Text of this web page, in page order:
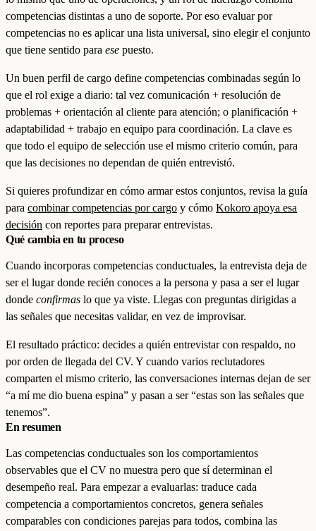
competencias distintas a uno de soporte. Por eso evaluar por
competencias no es aplicar una lista universal, sino elegir el conjunto
que tiene sentido para ese puesto.
Un buen perfil de cargo define competencias combinadas según lo
que el rol exige a diario: tal vez comunicación + resolución de
problemas + orientación al cliente para atención; o planificación +
adaptabilidad + trabajo en equipo para coordinación. La clave es
que todo el equipo de selección use el mismo criterio común, para
que las decisiones no dependan de quién entrevistó.
Si quieres profundizar en cómo armar estos conjuntos, revisa la guía
para combinar competencias por cargo y cómo Kokoro apoya esa
decisión con reportes para preparar entrevistas.
Qué cambia en tu proceso
Cuando incorporas competencias conductuales, la entrevista deja de
ser el lugar donde recién conoces a la persona y pasa a ser el lugar
donde confirmas lo que ya viste. Llegas con preguntas dirigidas a
las señales que necesitas validar, en vez de improvisar.
El resultado práctico: decides a quién entrevistar con respaldo, no
por orden de llegada del CV. Y cuando varios reclutadores
comparten el mismo criterio, las conversaciones internas dejan de ser
“a mí me dio buena espina” y pasan a ser “estas son las señales que
tenemos”.
En resumen
Las competencias conductuales son los comportamientos
observables que el CV no muestra pero que sí determinan el
desempeño real. Para empezar a evaluarlas: traduce cada
competencia a comportamientos concretos, genera señales
comparables con condiciones parejas para todos, combina las